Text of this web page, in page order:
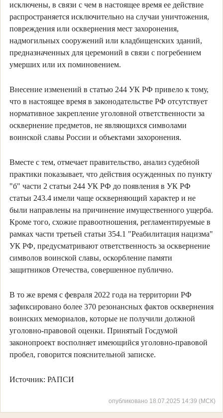
исключены, в связи с чем в настоящее время ее действие
распространяется исключительно на случаи уничтожения,
повреждения или осквернения мест захоронения,
надмогильных сооружений или кладбищенских зданий,
предназначенных для церемоний в связи с погребением
умерших или их поминовением.
Внесение изменений в статью 244 УК РФ привело к тому,
что в настоящее время в законодательстве РФ отсутствует
нормативное закрепление уголовной ответственности за
осквернение предметов, не являющихся символами
воинской славы России и объектами захоронения.
Вместе с тем, отмечает правительство, анализ судебной
практики показывает, что действия осужденных по пункту
"б" части 2 статьи 244 УК РФ до появления в УК РФ
статьи 243.4 имели чаще оскверняющий характер и не
были направлены на причинение имущественного ущерба.
Кроме того, схожие правоотношения, регламентируемые в
рамках части третьей статьи 354.1 "Реабилитация нацизма"
УК РФ, предусматривают ответственность за осквернение
символов воинской славы, оскорбление памяти
защитников Отечества, совершенное публично.
В то же время с февраля 2022 года на территории РФ
зафиксировано более 370 резонансных фактов осквернения
воинских мемориалов, которые не получили должной
уголовно-правовой оценки. Принятый Госдумой
законопроект восполняет имеющийся уголовно-правовой
пробел, говорится пояснительной записке.
Источник: РАПСИ
опубликовано 18.07.2025 14:39 (МСК)